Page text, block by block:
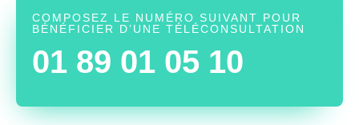
COMPOSEZ LE NUMÉRO SUIVANT POUR
BÉNÉFICIER D’UNE TÉLÉCONSULTATION
01 89 01 05 10